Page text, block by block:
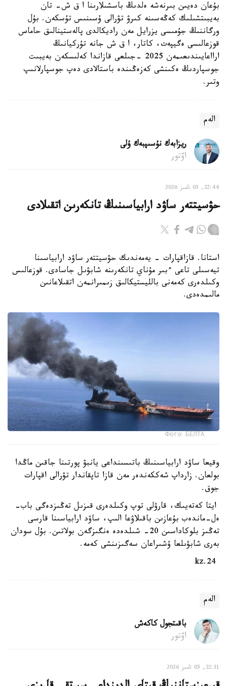
بۇعان دەيىن بىرنەشە ەلدىڭ باسشىلارىنا ا ق ش- تان
بەيبىتشىلىك كەڭەسىنە كىرۋ تۋرالى ۇسىنىس تۇسكەن. بۇل
ورگاننىڭ جۇمىسى يزرايل مەن راديكالدى پالەستينالىق حاماس
قوزعالىسى ەگيپەت، كاتار، ا ق ش جانە تۇركيانىڭ
ارااعايىندىعىمەن 2025 -جىلعى قازاندا كەلىسكەن بەيبىت
جوسپاردىڭ ەكىنشى كەزەڭىندە باستالادى دەپ جوسپارلانىپ
وتىر.
الەم
ريزابەك نۇسىپبەك ۇلى
اۆتور
22:44, 05 تامىز 2026
حۋسيتتەر ساۋد ارابياسىنىڭ تانكەرىن اتقىلادى
استانا. قازاقپارات - يەمەندىك حۋسيتتەر ساۋد ارابياسىنا
تيەسىلى تاعى ءبىر مۇناي تانكەرىنە شابۋىل جاسادى. قوزعالىس
وكىلدەرى كەمەنى بالليستيكالىق زىمىرانمەن اتقىلاعانىن
مالىمدەدى.
Фото: БЕЛТА
وقيعا ساۋد ارابياسىنىڭ باتىسىنداعى يانبۋ پورتىنا جاقىن ماڭدا
بولعان. زارداپ شەككەندەر مەن قازا تاپقاندار تۋرالى اقپارات
جوق.
ايتا كەتەيىك، قارۋلى توپ وكىلدەرى قىزىل تەڭىزدەگى باب-
ەل-ماندەب بۇعازىن باقىلاۋعا الىپ، ساۋد ارابياسىنا قارسى
تەڭىز بلوكاداسىن 20- شىلدەدە ەنگىزگەن بولاتىن. بۇل سودان
بەرى شابۋىلعا ۇشىراعان سەگىزىنشى كەمە.
الەم
باقىتجول كاكەش
اۆتور
22:31, 05 تامىز 2026